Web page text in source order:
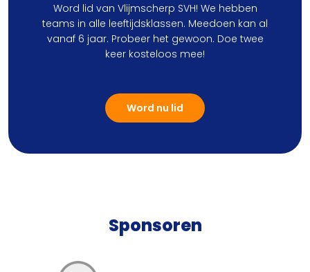
Word lid van Vlijmscherp SVH! We hebben
teams in alle leeftijdsklassen. Meedoen kan al
vanaf 6 jaar. Probeer het gewoon. Doe twee
keer kosteloos mee!
Word nu lid
Sponsoren